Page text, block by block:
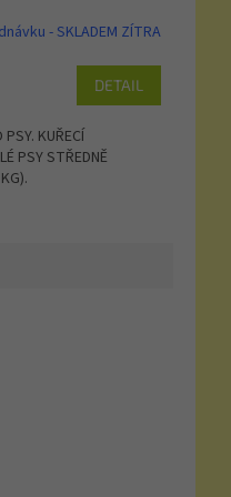
- SKLADEM ZÍTRA
DETAIL
KUŘECÍ
PSY STŘEDNĚ